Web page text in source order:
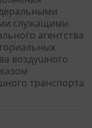
служащими
агентства
воздушного
транспорта